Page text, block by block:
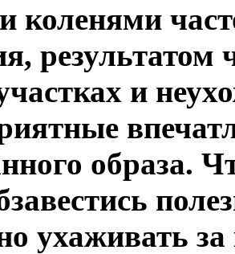
коленями
результатом
и
образа.
ухаживать